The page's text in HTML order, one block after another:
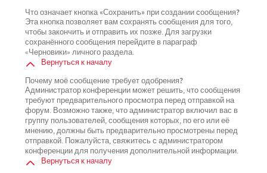
Что означает кнопка «Сохранить» при создании сообщения?
Эта кнопка позволяет вам сохранять сообщения для того,
чтобы закончить и отправить их позже. Для загрузки
сохранённого сообщения перейдите в параграф
«Черновики» личного раздела.
Вернуться к началу
Почему моё сообщение требует одобрения?
Администратор конференции может решить, что сообщения
требуют предварительного просмотра перед отправкой на
форум. Возможно также, что администратор включил вас в
группу пользователей, сообщения которых, по его или её
мнению, должны быть предварительно просмотрены перед
отправкой. Пожалуйста, свяжитесь с администратором
конференции для получения дополнительной информации.
Вернуться к началу